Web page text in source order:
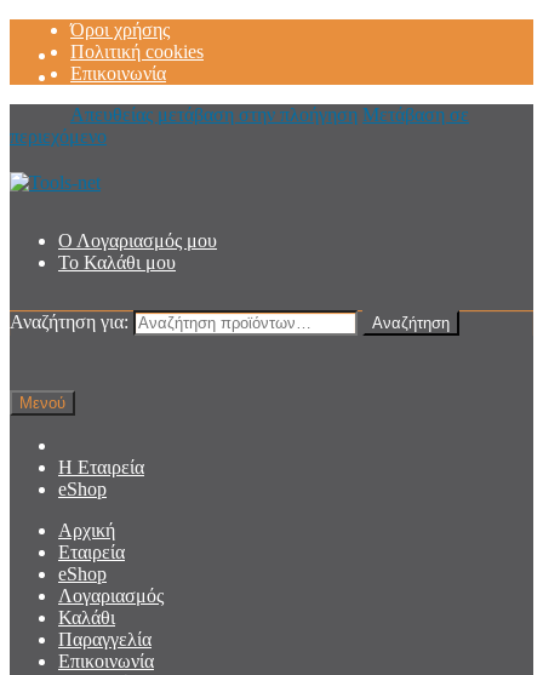
Όροι χρήσης
Πολιτική cookies
Επικοινωνία
Απευθείας μετάβαση στην πλοήγηση Μετάβαση σε
περιεχόμενο
Ο Λογαριασμός μου
Το Καλάθι μου
Αναζήτηση για: Αναζήτηση
Μενού
Η Εταιρεία
eShop
Αρχική
Εταιρεία
eShop
Λογαριασμός
Καλάθι
Παραγγελία
Επικοινωνία